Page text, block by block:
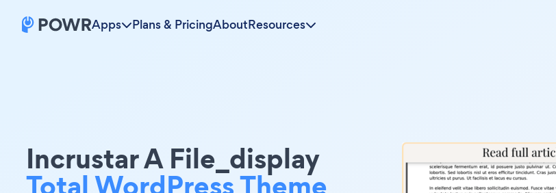
Apps Plans & PricingAboutResources
Incrustar A File_display